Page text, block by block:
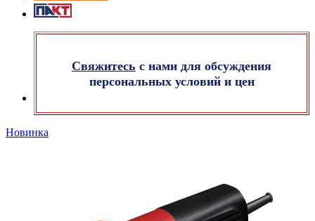
Свяжитесь с нами для обсуждения
персональных условий и цен
Новинка